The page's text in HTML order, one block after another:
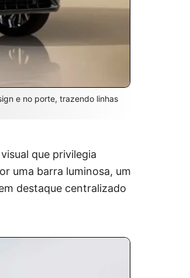
e no porte, trazendo linhas
que privilegia
uma barra luminosa, um
destaque centralizado